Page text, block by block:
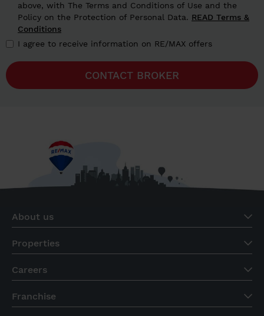
above, with The Terms and Conditions of Use and the
Policy on the Protection of Personal Data. READ Terms &
Conditions
I agree to receive information on RE/MAX offers
CONTACT BROKER
About us
Properties
Careers
Franchise